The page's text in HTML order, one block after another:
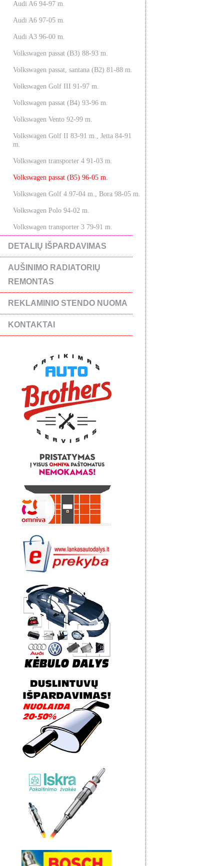
Audi A6 94-97 m.
Audi A6 97-05 m.
Audi A3 96-00 m.
Volkswagen passat (B3) 88-93 m.
Volkswagen passat, santana (B2) 81-88 m.
Volkswagen Golf III 91-97 m.
Volkswagen passat (B4) 93-96 m.
Volkswagen Vento 92-99 m.
Volkswagen Golf II 83-91 m., Jetta 84-91
m.
Volkswagen transporter 4 91-03 m.
Volkswagen passat (B5) 96-05 m.
Volkswagen Golf 4 97-04 m., Bora 98-05 m.
Volkswagen Polo 94-02 m.
Volkswagen transporter 3 79-91 m.
DETALIŲ IŠPARDAVIMAS
AUŠINIMO RADIATORIŲ
REMONTAS
REKLAMINIO STENDO NUOMA
KONTAKTAI